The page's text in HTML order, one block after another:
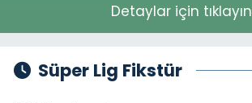
Detaylar için tıklayın
Süper Lig Fikstür